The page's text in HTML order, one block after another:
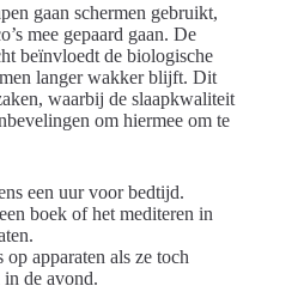
gaan schermen gebruikt,
mee gepaard gaan. De
beïnvloedt de biologische
langer wakker blijft. Dit
waarbij de slaapkwaliteit
om hiermee om te
een uur voor bedtijd.
boek of het mediteren in
apparaten als ze toch
de avond.